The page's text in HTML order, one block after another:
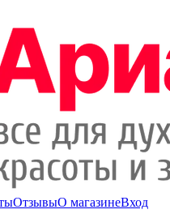
ОтзывыО магазинеВход